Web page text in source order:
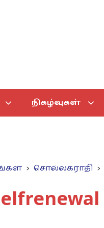
நிகழ்வுகள்
சொல்லகராதி